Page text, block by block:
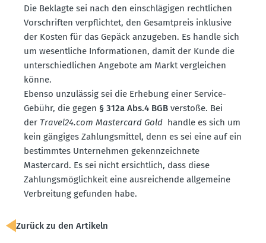
Die Beklagte sei nach den einschlä­gigen recht­lichen
Vorschriften verpflichtet, den Gesamt­preis inklusive
der Kosten für das Gepäck anzugeben. Es handle sich
um wesent­liche Infor­ma­tionen, damit der Kunde die
unter­schied­lichen Angebote am Markt vergleichen
könne.
Ebenso unzulässig sei die Erhebung einer Service-
Gebühr, die gegen § 312a Abs.4 BGB verstoße. Bei
der Travel24.​com Mastercard Gold handle es sich um
kein gängiges Zahlungs­mittel, denn es sei eine auf ein
bestimmtes Unter­nehmen gekenn­zeichnete
Mastercard. Es sei nicht ersichtlich, dass diese
Zahlungs­mög­lichkeit eine ausrei­chende allge­meine
Verbreitung gefunden habe.
Zurück zu den Artikeln